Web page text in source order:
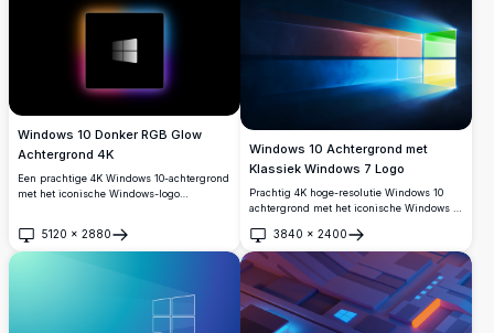
dynamische lichtstralen en modern
Windows 10 Donker RGB Glow
Achtergrond 4K
Een prachtige 4K Windows 10-achtergrond
met het iconische Windows-logo
RGB-kleurverloopgloed met oranje,
blauwe, roze en paarse tinten.
5120 × 2880
Openen
Windows 10 Achtergrond met
Klassiek Windows 7 Logo
Prachtig 4K hoge-resolutie Windows 10
achtergrond met het iconische Windows 7
groene, blauwe en gele panelen,
uitstralende lichtstralen tegen een diep
donkerblauwe achtergrond.
3840 × 2400
Openen